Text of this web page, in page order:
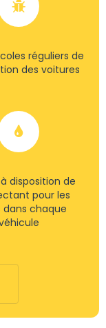
réguliers de
des voitures
disposition de
pour les
dans chaque